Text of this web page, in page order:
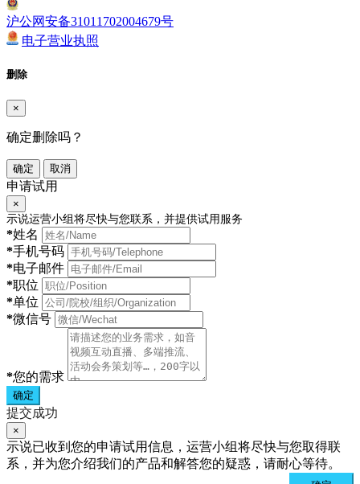
沪公网安备31011702004679号
电子营业执照
删除
×
确定删除吗？
确定 取消
申请试用
×
示说运营小组将尽快与您联系，并提供试用服务
*姓名
*手机号码
*电子邮件
*职位
*单位
*微信号
*您的需求
确定
提交成功
×
示说已收到您的申请试用信息，运营小组将尽快与您取得联
系，并为您介绍我们的产品和解答您的疑惑，请耐心等待。